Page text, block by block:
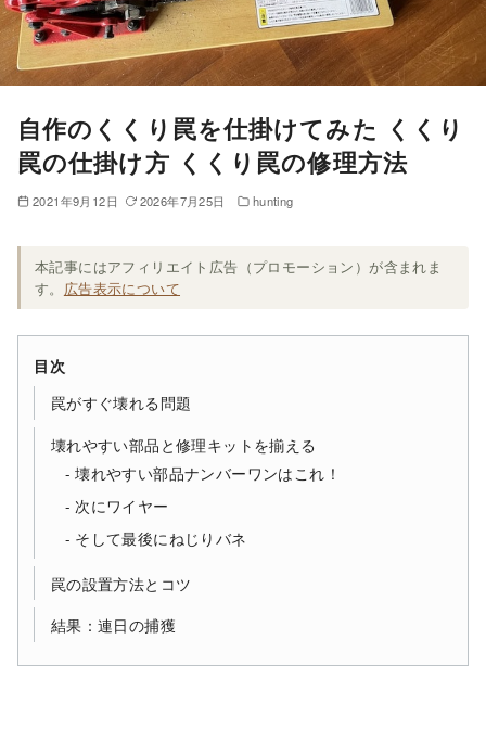
自作のくくり罠を仕掛けてみた くくり
罠の仕掛け方 くくり罠の修理方法
2021年9月12日 2026年7月25日 hunting
本記事にはアフィリエイト広告（プロモーション）が含まれま
す。 広告表示について
目次
罠がすぐ壊れる問題
壊れやすい部品と修理キットを揃える
壊れやすい部品ナンバーワンはこれ！
次にワイヤー
そして最後にねじりバネ
罠の設置方法とコツ
結果：連日の捕獲